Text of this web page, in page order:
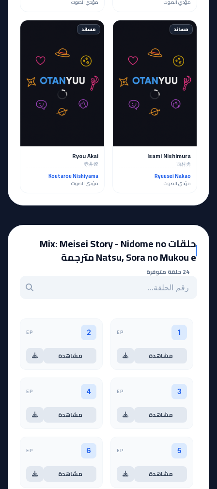
مؤدي الصوت مؤدي الصوت
مساند
Isami Nishimura
西村勇
Ryuusei Nakao
مؤدي الصوت
مساند
Ryou Akai
赤井遼
Koutarou Nishiyama
مؤدي الصوت
حلقات Mix: Meisei Story - Nidome no
Natsu, Sora no Mukou e مترجمة
24 حلقة متوفرة
بحث عن حلقة بالرقم
1
EP
مشاهدة
2
EP
مشاهدة
3
EP
مشاهدة
4
EP
مشاهدة
5
EP
مشاهدة
6
EP
مشاهدة